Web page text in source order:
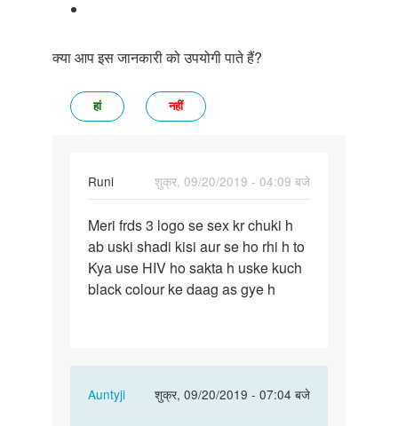
क्या आप इस जानकारी को उपयोगी पाते हैं?
हां नहीं
Runi
शुक्र, 09/20/2019 - 04:09 बजे
Meri
frds
3
logo
Meri frds 3 logo se sex kr chuki h
ab uski shadi kisi aur se ho rhi h to
Kya use HIV ho sakta h uske kuch
black colour ke daag as gye h
Auntyji
शुक्र, 09/20/2019 - 07:04 बजे
In